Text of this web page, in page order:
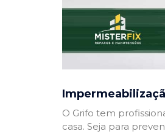
O Grifo tem
casa. Seja para